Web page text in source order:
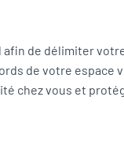
de délimiter
de votre
chez vous et